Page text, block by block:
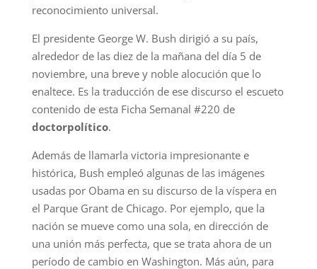
reconocimiento universal.
El presidente George W. Bush dirigió a su país,
alrededor de las diez de la mañana del día 5 de
noviembre, una breve y noble alocución que lo
enaltece. Es la traducción de ese discurso el escueto
contenido de esta Ficha Semanal #220 de
doctorpolítico.
Además de llamarla victoria impresionante e
histórica, Bush empleó algunas de las imágenes
usadas por Obama en su discurso de la víspera en
el Parque Grant de Chicago. Por ejemplo, que la
nación se mueve como una sola, en dirección de
una unión más perfecta, que se trata ahora de un
período de cambio en Washington. Más aún, para